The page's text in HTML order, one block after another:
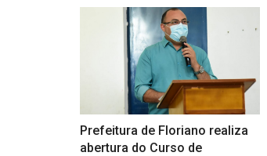
Prefeitura de Floriano realiza
abertura do Curso de